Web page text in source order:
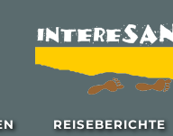
REISEBERICHTE